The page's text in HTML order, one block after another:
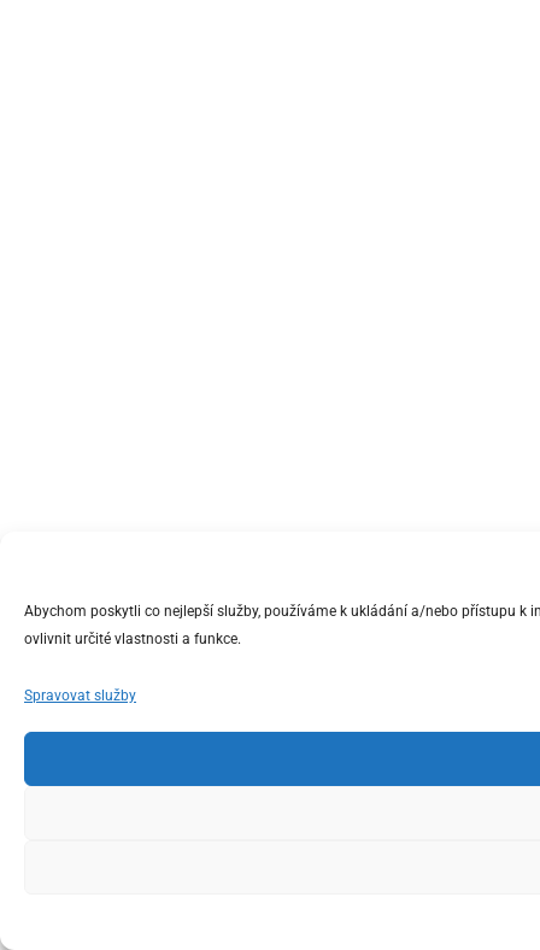
Abychom poskytli co nejlepší služby, používáme k ukládání a/nebo přístupu
ovlivnit určité vlastnosti a funkce.
Spravovat služby